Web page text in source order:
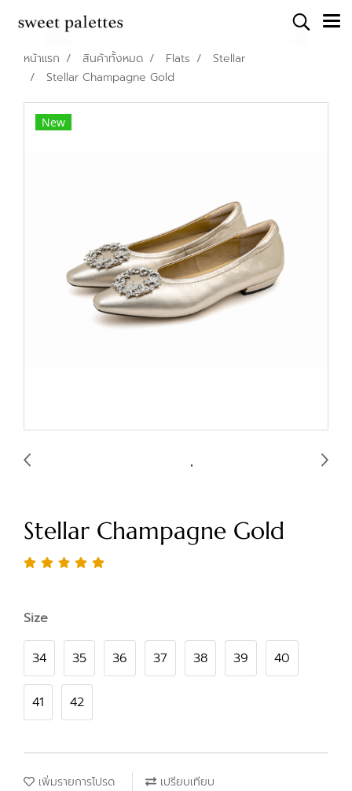
หน้าแรก สินค้าทั้งหมด Flats
Stellar
Stellar Champagne Gold
New
Stellar Champagne Gold
Size
34 35 36 37 38 39 40
41 42
เพิ่มรายการโปรด เปรียบเทียบ